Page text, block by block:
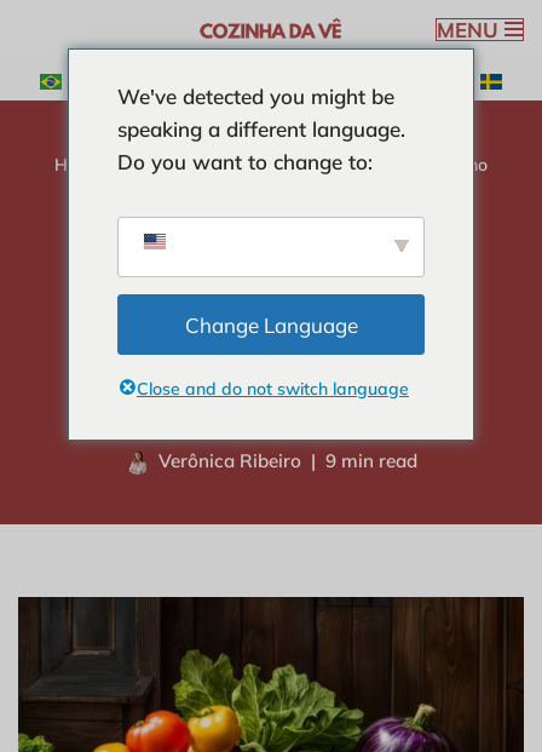
para
conteúdo
MENU
Home CURIOSIDADES -Pode esquentar legumes no
Pode esquentar
legumes no
microondas
Verônica Ribeiro 9 min read
We've detected you might be
speaking a different language.
Do you want to change to:
Change Language
Close and do not switch language